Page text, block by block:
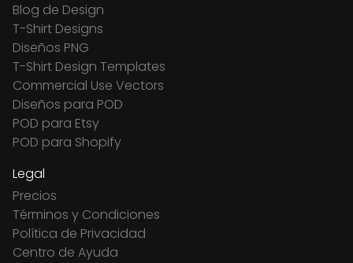
Blog de Design
T-Shirt Designs
Diseños PNG
T-Shirt Design Templates
Commercial Use Vectors
Diseños para POD
POD para Etsy
POD para Shopify
Legal
Precios
Términos y Condiciones
Política de Privacidad
Centro de Ayuda